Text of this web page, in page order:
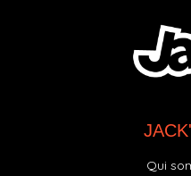
pour un
Coque en plastique ABS
efficacement contre les
Qui